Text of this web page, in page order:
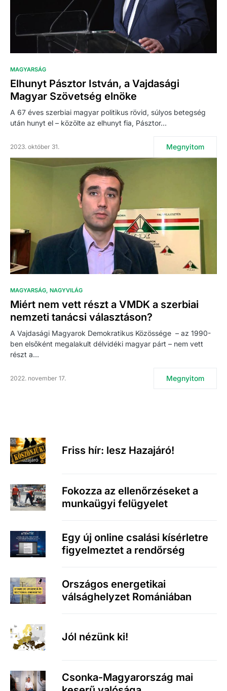
MAGYARSÁG
Elhunyt Pásztor István, a Vajdasági
Magyar Szövetség elnöke
A 67 éves szerbiai magyar politikus rövid, súlyos betegség
után hunyt el – közölte az elhunyt fia, Pásztor…
2023. október 31. Megnyitom
MAGYARSÁG NAGYVILÁG
Miért nem vett részt a VMDK a szerbiai
nemzeti tanácsi választáson?
A Vajdasági Magyarok Demokratikus Közössége – az 1990-
ben elsőként megalakult délvidéki magyar párt – nem vett
részt a…
2022. november 17. Megnyitom
Friss hír: lesz Hazajáró!
Fokozza az ellenőrzéseket a
munkaügyi felügyelet
Egy új online csalási kísérletre
figyelmeztet a rendőrség
Országos energetikai
válsághelyzet Romániában
Jól nézünk ki!
Csonka-Magyarország mai